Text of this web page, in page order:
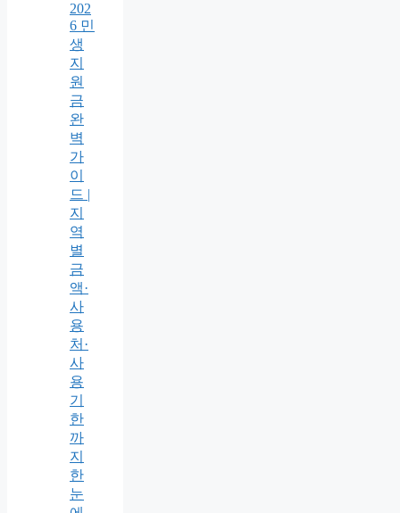
202
6 민
생
지
원
금
완
벽
가
이
드 |
지
역
별
금
액·
사
용
처·
사
용
기
한
까
지
한
눈